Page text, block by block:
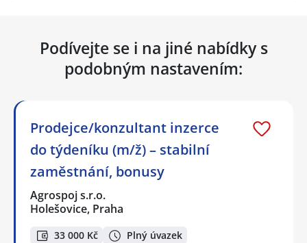
Podívejte se i na jiné nabídky s
podobným nastavením:
Prodejce/konzultant inzerce
do týdeníku (m/ž) – stabilní
zaměstnání, bonusy
Agrospoj s.r.o.
Holešovice, Praha
33 000 Kč Plný úvazek